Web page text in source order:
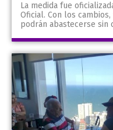
La medida fue
Oficial. Con los
podrán abastecerse sin